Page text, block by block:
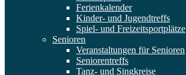
Ferienkalender
Kinder- und Jugendtreffs
Spiel- und Freizeitsportplätze
Senioren
Veranstaltungen für Senioren
Seniorentreffs
Tanz- und Singkreise